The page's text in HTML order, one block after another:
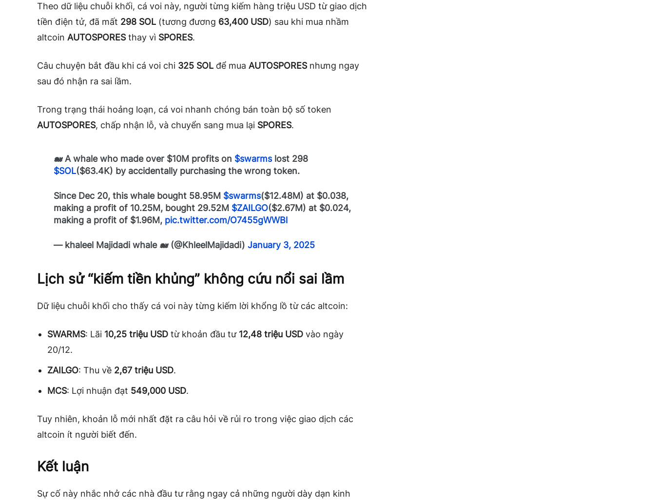
Theo dữ liệu chuỗi khối, cá voi này, người từng kiếm hàng triệu USD từ giao dịch
tiền điện tử, đã mất 298 SOL (tương đương 63,400 USD) sau khi mua nhầm
altcoin AUTOSPORESthay vì SPORES.
Câu chuyện bắt đầu khi cá voi chi 325 SOL để mua AUTOSPORESnhưng ngay
sau đó nhận ra sai lầm.
Trong trạng thái hoảng loạn, cá voi nhanh chóng bán toàn bộ số token
AUTOSPORES, chấp nhận lỗ, và chuyển sang mua lại SPORES.
🐋 A whale who made over $10M profits on $swarmslost 298
$SOL($63.4K) by accidentally purchasing the wrong token.
Since Dec 20, this whale bought 58.95M $swarms($12.48M) at $0.038,
making a profit of 10.25M, bought 29.52M $ZAILGO($2.67M) at $0.024,
making a profit of $1.96M, pic.twitter.com/O7455gWWBl
— khaleel Majidadi whale 🐋 (@KhleelMajidadi)January 3, 2025
Lịch sử “kiếm tiền khủng” không cứu nổi sai lầm
Dữ liệu chuỗi khối cho thấy cá voi này từng kiếm lời khổng lồ từ các altcoin:
SWARMS: Lãi 10,25 triệu USD từ khoản đầu tư 12,48 triệu USD vào ngày
20/12.
ZAILGO: Thu về 2,67 triệu USD.
MCS: Lợi nhuận đạt 549,000 USD.
Tuy nhiên, khoản lỗ mới nhất đặt ra câu hỏi về rủi ro trong việc giao dịch các
altcoin ít người biết đến.
Kết luận
Sự cố này nhắc nhở các nhà đầu tư rằng ngay cả những người dày dạn kinh